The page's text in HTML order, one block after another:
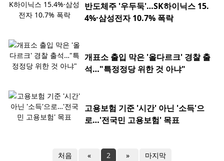
반도체주 '우두둑'…SK하이닉스 15.
4%·삼성전자 10.7% 폭락
개표소 출입 막은 '올다르크' 경찰 출
석…"특정정당 위한 것 아냐"
고용보험 기준 '시간' 아닌 '소득'으
로…'전국민 고용보험' 목표
처음 « 2 » 마지막